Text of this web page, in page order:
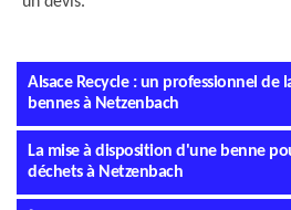
Alsace Recycle : un professionnel de
bennes à Netzenbach
La mise à disposition d'une benne
déchets à Netzenbach